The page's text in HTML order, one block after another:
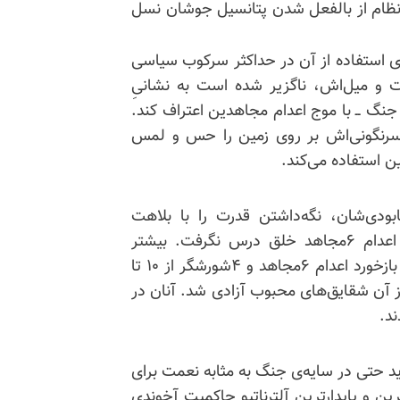
از بالفعل شدن پتانسیل جوشان نسل
استفاده از آن در حداکثر سرکوب سیاسی
و میل‌اش، ناگزیر شده است به نشانیِ
ــ با موج اعدام مجاهدین اعتراف کند.
سرنگونی‌اش بر روی زمین را حس و لمس
استفاده می‌کند.
نگه‌داشتن قدرت را با بلاهت
می‌آمیزند، نظام آخوندی هم از شکست اجتماعی در اعدام ۶مجاهد خلق درس نگرفت. بیشتر
ایرانیان و مخاطبان جهانیِ مسائل ایران شاهد بودند که بازخورد اعدام ۶مجاهد و ۴شورشگر از ۱۰ تا
آن شقایق‌های محبوب آزادی شد. آنان در
حتی در سایه‌ی جنگ به مثابه نعمت برای